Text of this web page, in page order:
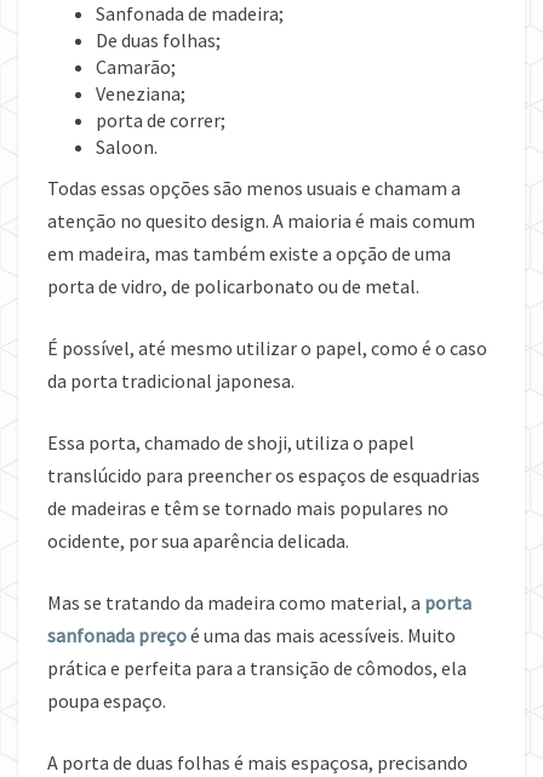
Sanfonada de madeira;
De duas folhas;
Camarão;
Veneziana;
porta de correr;
Saloon.
Todas essas opções são menos usuais e chamam a
atenção no quesito design. A maioria é mais comum
em madeira, mas também existe a opção de uma
porta de vidro, de policarbonato ou de metal.
É possível, até mesmo utilizar o papel, como é o caso
da porta tradicional japonesa.
Essa porta, chamado de shoji, utiliza o papel
translúcido para preencher os espaços de esquadrias
de madeiras e têm se tornado mais populares no
ocidente, por sua aparência delicada.
Mas se tratando da madeira como material, a porta
sanfonada preçoé uma das mais acessíveis. Muito
prática e perfeita para a transição de cômodos, ela
poupa espaço.
A porta de duas folhas é mais espaçosa, precisando